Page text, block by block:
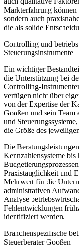
Markterfahrung können
sondern auch
die als solide
Controlling und
Steuerungsinstrumente
Ein wichtiger
die Unterstützung bei
Controlling-
verfügen nicht über
von der Expertise der
Gooßen und sein Team
und
die Größe des
Die
Kennzahlensysteme
Praxistauglichkeit und
Mehrwert für die
administrativen
Analyse
Fehlentwicklungen
identifiziert werden.
Branchenspezifische
Steuerberater Gooßen